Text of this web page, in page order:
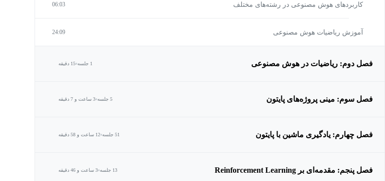
کاربردهای هوش مصنوعی در رشته‌های مختلف 06:03
آموزش ریاضیات هوش مصنوعی 24:09
فصل دوم: ریاضیات در هوش مصنوعی 1 جلسه 15 دقیقه
فصل سوم: مینی پروژه‌های پایتون 5 جلسه 3 ساعت و 7 دقیقه
فصل چهارم: یادگیری ماشین با پایتون 51 جلسه 12 ساعت و 58 دقیقه
فصل پنجم: مقدمه‌ای بر Reinforcement Learning 13 جلسه 3 ساعت و 46 دقیقه